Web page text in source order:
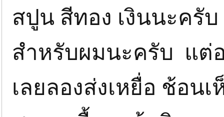
สปูน สีทอง เงินนะค
สำหรับผมนะครับ แต่
เลยลองส่งเหยื่อ ช้อน